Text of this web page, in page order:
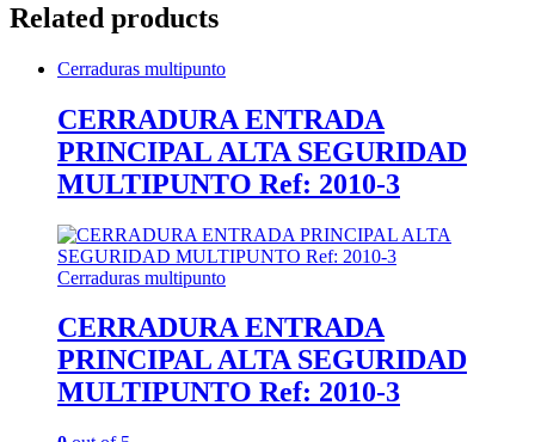
Related products
Cerraduras multipunto
CERRADURA ENTRADA
PRINCIPAL ALTA SEGURIDAD
MULTIPUNTO Ref: 2010-3
Cerraduras multipunto
CERRADURA ENTRADA
PRINCIPAL ALTA SEGURIDAD
MULTIPUNTO Ref: 2010-3